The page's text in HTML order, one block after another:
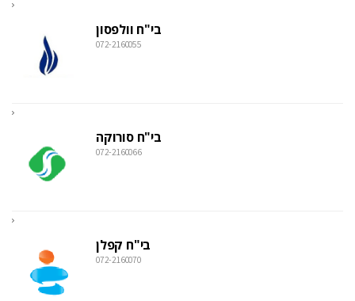
בי"ח וולפסון
072-2160055
בי"ח סורוקה
072-2160066
בי"ח קפלן
072-2160070